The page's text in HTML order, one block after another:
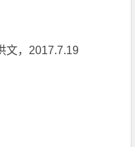
，2017.7.19